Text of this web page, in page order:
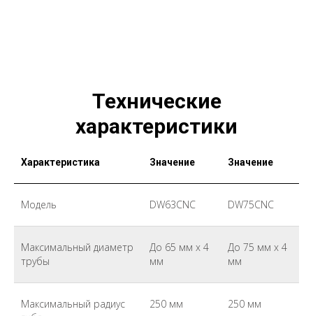
Технические
характеристики
Характеристика Значение Значение
Модель DW63CNC DW75CNC
Максимальный диаметр
трубы
До 65 мм х 4
мм
До 75 мм х 4
мм
Максимальный радиус
250 мм 250 мм